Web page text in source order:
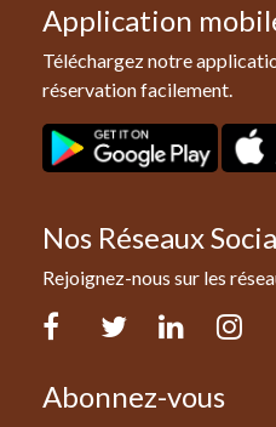
Application
Téléchargez notre
réservation facilement.
Nos Réseaux
Rejoignez-nous sur les
Facebook Twitter LinkedIn
Abonnez-vous